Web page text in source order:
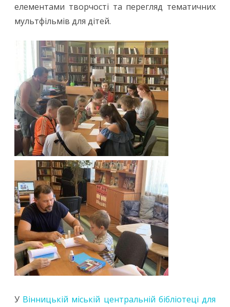
елементами творчості та перегляд тематичних
мультфільмів для дітей.
У Вінницькій міській центральній бібліотеці для